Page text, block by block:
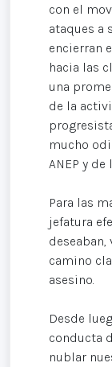
con el
ataques a
encierran
hacia las
una
de la
mucho
ANEP y
Para las
jefatura
camino
asesino.
Desde
conducta
nublar